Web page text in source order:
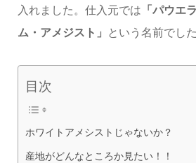
入れました。仕入元では 「パウエ
ム・アメジスト」
という名前でした
目次
ホワイトアメシストじゃないか？
産地がどんなところか見たい！！